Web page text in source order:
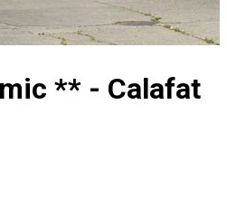
** - Calafat